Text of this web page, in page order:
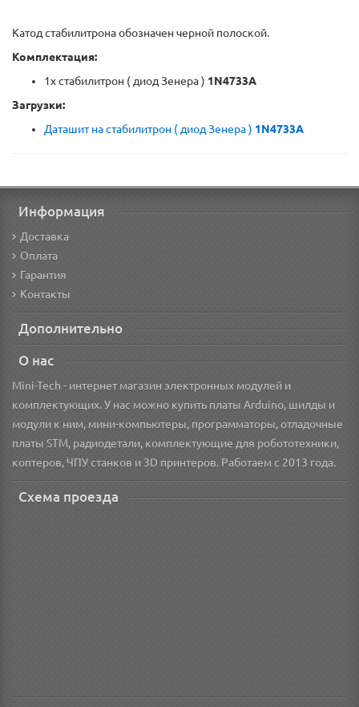
Катод стабилитрона обозначен черной полоской.
Комплектация:
1x стабилитрон ( диод Зенера ) 1N4733A
Загрузки:
Даташит на стабилитрон ( диод Зенера ) 1N4733A
Информация
Доставка
Оплата
Гарантия
Контакты
Дополнительно
О нас
Mini-Tech - интернет магазин электронных модулей и
комплектующих. У нас можно купить платы Arduino, шилды и
модули к ним, мини-компьютеры, программаторы, отладочные
платы STM, радиодетали, комплектующие для робототехники,
коптеров, ЧПУ станков и 3D принтеров. Работаем с 2013 года.
Схема проезда